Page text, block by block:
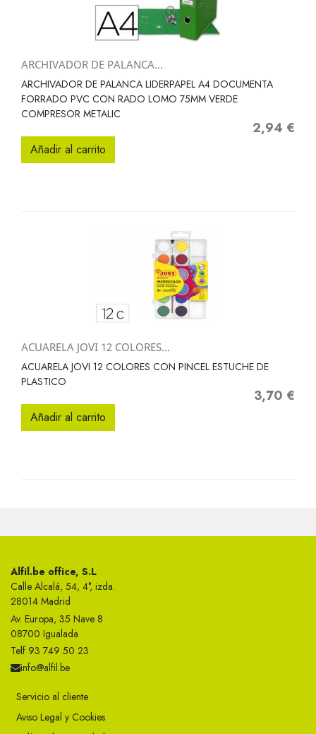
ARCHIVADOR DE PALANCA...
ARCHIVADOR DE PALANCA LIDERPAPEL A4 DOCUMENTA
FORRADO PVC CON RADO LOMO 75MM VERDE
COMPRESOR METALIC
Precio
2,94 €
Añadir al carrito
ACUARELA JOVI 12 COLORES...
ACUARELA JOVI 12 COLORES CON PINCEL ESTUCHE DE
PLASTICO
Precio
3,70 €
Añadir al carrito
Alfil.be office, S.L
Calle Alcalá, 54, 4°, izda.
28014 Madrid
Av. Europa, 35 Nave 8
08700 Igualada
Telf 93 749 50 23
info@alfil.be
Servicio al cliente
Aviso Legal y Cookies